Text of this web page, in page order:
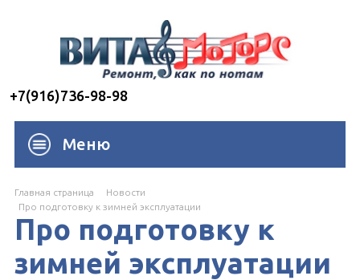
+7(916)736-98-98
Меню
Главная страница
Новости
Про подготовку к зимней эксплуатации
Про подготовку к
зимней эксплуатации